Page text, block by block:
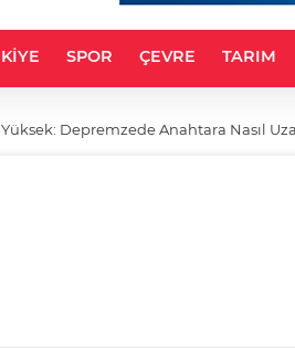
SPOR ÇEVRE TARIM
Depremzede Anahtara Nasıl